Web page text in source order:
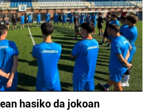
asmoz, cookie teknologiaz
onartuz gero, teknologia hori
ematen diguzu.Gehiago
hasiko da jokoan